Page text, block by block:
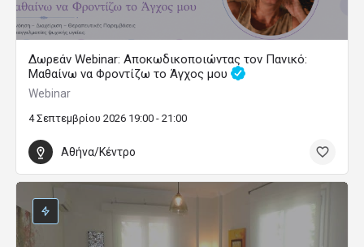
Δωρεάν Webinar: Αποκωδικοποιώντας τον Πανικό:
Μαθαίνω να Φροντίζω το Άγχος μου
Webinar
4 Σεπτεμβρίου 2026 19:00 - 21:00
Αθήνα/Κέντρο